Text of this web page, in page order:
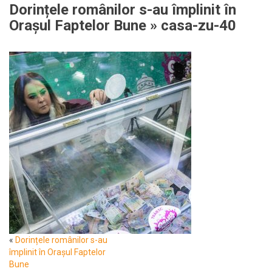
Dorințele românilor s-au împlinit în
Orașul Faptelor Bune » casa-zu-40
« Dorințele românilor s-au
împlinit în Orașul Faptelor
Bune